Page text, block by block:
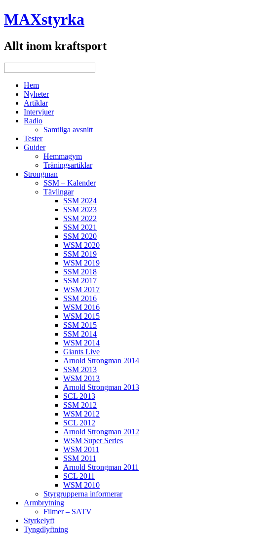
MAXstyrka
Allt inom kraftsport
Hem
Nyheter
Artiklar
Intervjuer
Radio
Samtliga avsnitt
Tester
Guider
Hemmagym
Träningsartiklar
Strongman
SSM – Kalender
Tävlingar
SSM 2024
SSM 2023
SSM 2022
SSM 2021
SSM 2020
WSM 2020
SSM 2019
WSM 2019
SSM 2018
SSM 2017
WSM 2017
SSM 2016
WSM 2016
WSM 2015
SSM 2015
SSM 2014
WSM 2014
Giants Live
Arnold Strongman 2014
SSM 2013
WSM 2013
Arnold Strongman 2013
SCL 2013
SSM 2012
WSM 2012
SCL 2012
Arnold Strongman 2012
WSM Super Series
WSM 2011
SSM 2011
Arnold Strongman 2011
SCL 2011
WSM 2010
Styrgrupperna informerar
Armbrytning
Filmer – SATV
Styrkelyft
Tyngdlyftning